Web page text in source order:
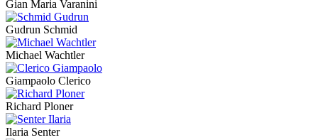
Gian Maria Varanini
Gudrun Schmid
Michael Wachtler
Giampaolo Clerico
Richard Ploner
Ilaria Senter